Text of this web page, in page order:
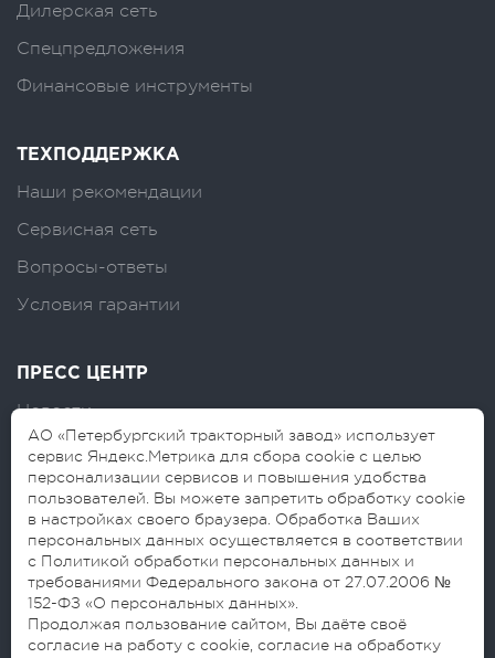
Дилерская сеть
Спецпредложения
Финансовые инструменты
ТЕХПОДДЕРЖКА
Наши рекомендации
Сервисная сеть
Вопросы-ответы
Условия гарантии
ПРЕСС ЦЕНТР
Новости
Логотипы
Блог
© 2026 АО «Петербургский тракторный
АО «Петербургский тракторный завод» использует
сервис Яндекс.Метрика для сбора cookie с целью
персонализации сервисов и повышения удобства
пользователей. Вы можете запретить обработку cookie
в настройках своего браузера. Обработка Ваших
персональных данных осуществляется в соответствии
с Политикой обработки персональных данных и
требованиями Федерального закона от 27.07.2006 №
152-ФЗ «О персональных данных».
Продолжая пользование сайтом, Вы даёте своё
согласие на работу с cookie, согласие на обработку